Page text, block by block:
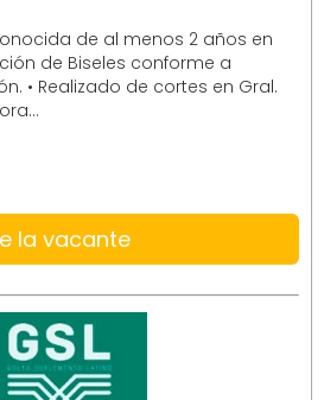
de al menos 2 años en
de Biseles conforme a
• Realizado de cortes en Gral.
la vacante